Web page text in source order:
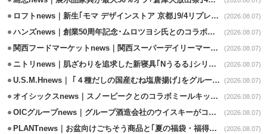
ロフトnews｜新生｢モマ デザインストア 京都｣9/4リプレイスオープン (2026.08.07)
ハンズnews｜創業50周年記念･ムロツヨシ氏とのコラボ企画｢ムロハンズ｣開催 (2026.08.07)
関西フードマーケットnews｜関西スーパーデイリーマート蒲生店8/7改装 (2026.08.07)
ニトリnews｜肌ざわりを追求した新寝具｢Nうるる｣シリーズを発売 (2026.08.07)
U.S.M.Hnews｜ ｢４種だしの国産むね塩唐揚げ｣をグループ610店で共同販促 (2026.08.07)
オイシックスnews｜スノーピークとのコラボミールキット8/13発売 (2026.08.07)
OICグループnews｜グループ酒造会社のウイスキーがコンペティション受賞 (2026.08.07)
PLANTnews｜お盆向けごちそう商品と｢夏の福袋・福得カート｣8/8から開催 (2026.08.07)